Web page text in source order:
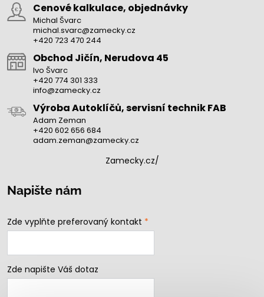
Cenové kalkulace, objednávky
Michal Švarc
michal.svarc@zamecky.cz
+420 723 470 244
Obchod Jičín, Nerudova 45
Ivo Švarc
+420 774 301 333
info@zamecky.cz
Výroba Autoklíčů, servisní technik FAB
Adam Zeman
+420 602 656 684
adam.zeman@zamecky.cz
Zamecky.cz/
Napište nám
Zde vyplňte preferovaný kontakt *
Zde napište Váš dotaz